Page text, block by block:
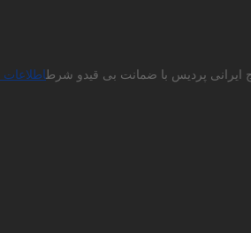
ایرانی پردیس با ضمانت بی قیدو شرطاطلاعات